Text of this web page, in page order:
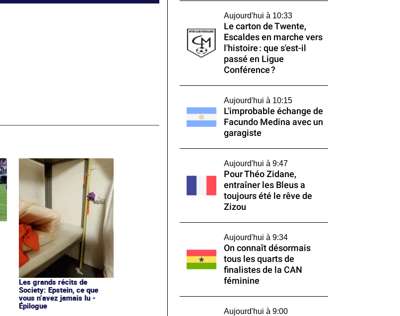
Les grands récits de
Society: Epstein, ce que
vous n’avez jamais lu -
Épilogue
Aujourd'hui à 10:33
Le carton de Twente,
Escaldes en marche vers
l'histoire : que s'est-il
passé en Ligue
Conférence ?
Aujourd'hui à 10:15
L'improbable échange de
Facundo Medina avec un
garagiste
Aujourd'hui à 9:47
Pour Théo Zidane,
entraîner les Bleus a
toujours été le rêve de
Zizou
Aujourd'hui à 9:34
On connaît désormais
tous les quarts de
finalistes de la CAN
féminine
Aujourd'hui à 9:00